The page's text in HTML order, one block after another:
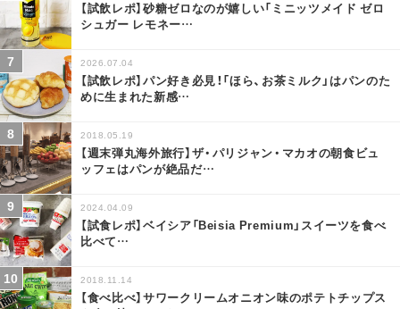
【試飲レポ】砂糖ゼロなのが嬉しい「ミニッツメイド ゼロ
シュガー レモネー…
2026.07.04
【試飲レポ】パン好き必見！「ほら、お茶ミルク」はパンのた
めに生まれた新感…
2018.05.19
【週末弾丸海外旅行】ザ・パリジャン・マカオの朝食ビュ
ッフェはパンが絶品だ…
2024.04.09
【試食レポ】ベイシア「Beisia Premium」スイーツを食べ
比べて…
2018.11.14
【食べ比べ】サワークリームオニオン味のポテトチップス